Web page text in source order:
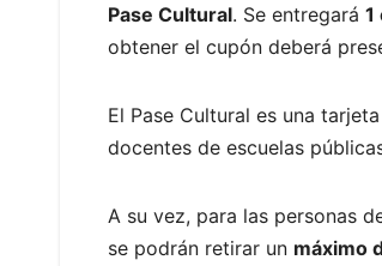
Pase Cultural. Se entregará 1
obtener el cupón deberá
El Pase Cultural es una
docentes de escuelas
A su vez, para las personas
se podrán retirar un máximo